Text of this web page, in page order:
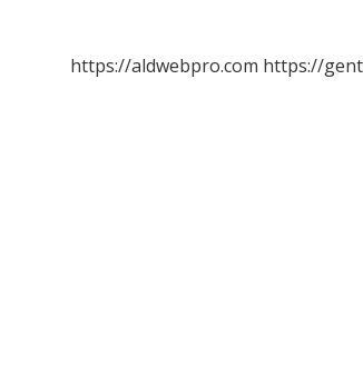
https://aldwebpro.com https://